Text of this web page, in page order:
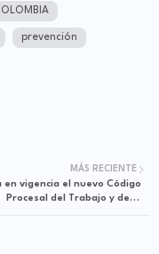
prevención
MÁS RECIENTE
en vigencia el nuevo Código
Procesal del Trabajo y de la